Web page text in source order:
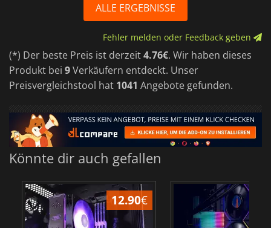
ALLE ERGEBNISSE
Fehler melden oder Feedback geben
(*) Der beste Preis ist derzeit4.76€. Wir haben dieses
Produkt bei 9Verkäufern entdeckt. Unser
Preisvergleichstool hat 1041 Angebote gefunden.
Könnte dir auch gefallen
12.90€